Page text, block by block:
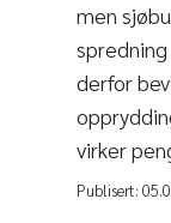
men
derfor
virker
Publisert: